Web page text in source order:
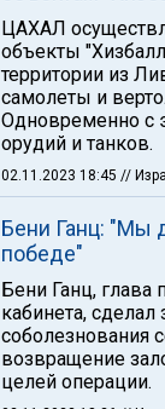
ЦАХАЛ
объекты
территории из
самолеты и
Одновременно с
орудий и танков.
02.11.2023 18:45 //
Бени Ганц: "Мы
победе"
Бени Ганц, глава
кабинета,
соболезнования
возвращение
целей операции.